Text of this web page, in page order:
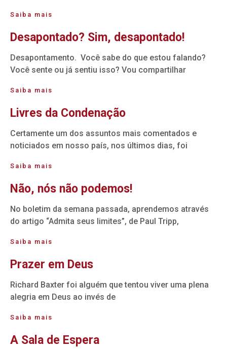
Saiba mais
Desapontado? Sim, desapontado!
Desapontamento. Você sabe do que estou falando?
Você sente ou já sentiu isso? Vou compartilhar
Saiba mais
Livres da Condenação
Certamente um dos assuntos mais comentados e
noticiados em nosso país, nos últimos dias, foi
Saiba mais
Não, nós não podemos!
No boletim da semana passada, aprendemos através
do artigo “Admita seus limites”, de Paul Tripp,
Saiba mais
Prazer em Deus
Richard Baxter foi alguém que tentou viver uma plena
alegria em Deus ao invés de
Saiba mais
A Sala de Espera